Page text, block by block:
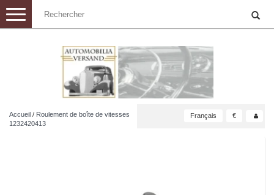
Toggle
navigation
Accueil / Roulement de boîte de vitesses
1232420413
Français €